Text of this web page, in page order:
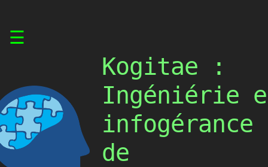
☰
Kogitae :
Ingéniérie
infogérance
de